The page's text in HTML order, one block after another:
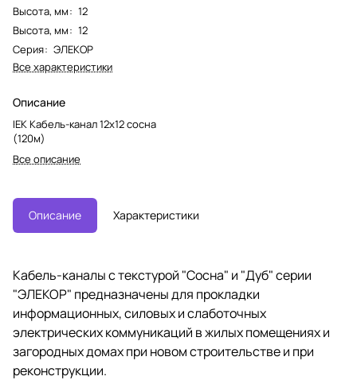
Высота, мм: 12
Высота, мм: 12
Серия: ЭЛЕКОР
Все характеристики
Описание
IEK Кабель-канал 12х12 сосна
(120м)
Все описание
Описание Характеристики
Кабель-каналы с текстурой "Сосна" и "Дуб" серии
"ЭЛЕКОР" предназначены для прокладки
информационных, силовых и слаботочных
электрических коммуникаций в жилых помещениях и
загородных домах при новом строительстве и при
реконструкции.